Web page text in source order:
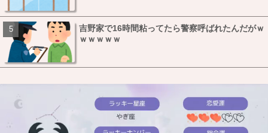
吉野家で16時間粘ってたら警察呼ばれたんだがｗ
ｗｗｗｗｗ